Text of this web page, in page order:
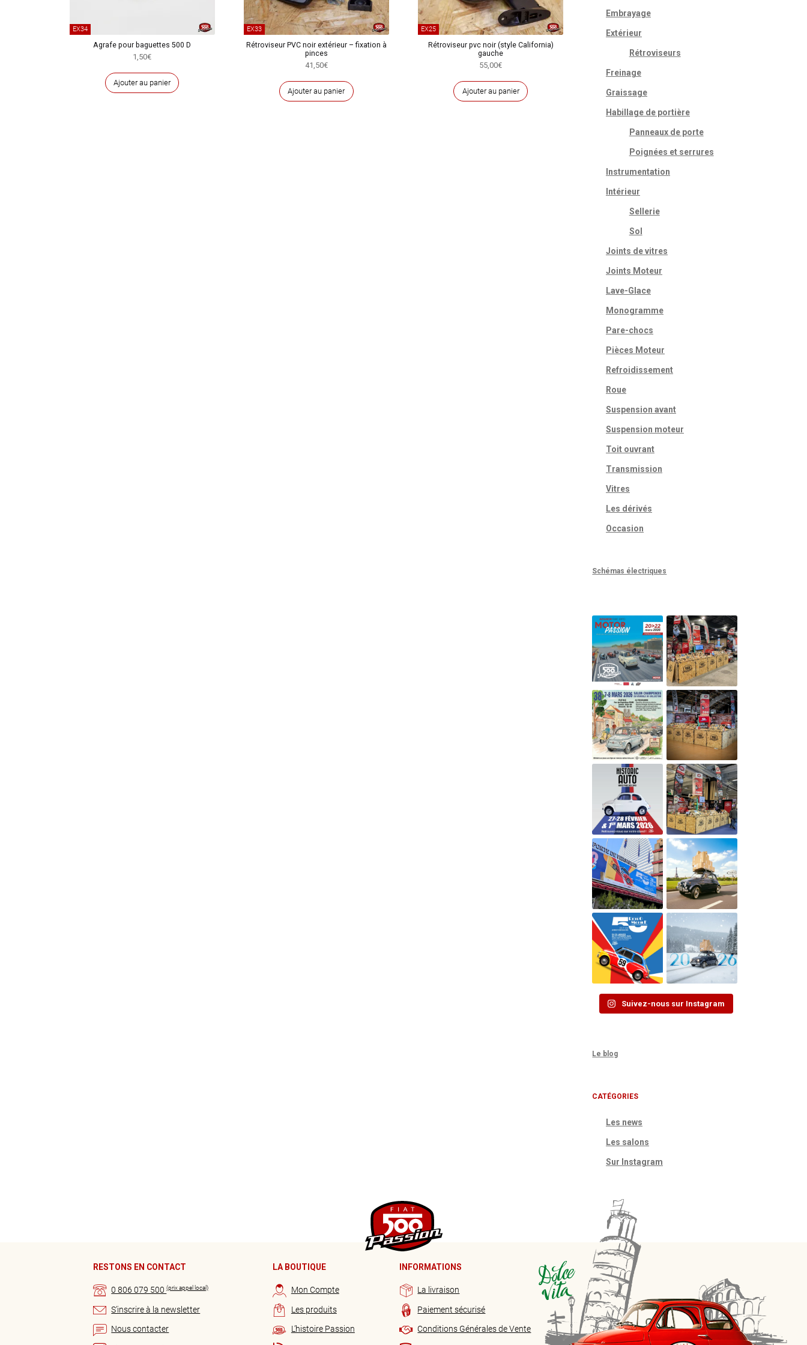
EX34
Agrafe pour baguettes 500 D
1,50€
Ajouter au panier
EX33
Rétroviseur PVC noir extérieur – fixation à
pinces
41,50€
Ajouter au panier
EX25
Rétroviseur pvc noir (style California)
gauche
55,00€
Ajouter au panier
Embrayage
Extérieur
Rétroviseurs
Freinage
Graissage
Habillage de portière
Panneaux de porte
Poignées et serrures
Instrumentation
Intérieur
Sellerie
Sol
Joints de vitres
Joints Moteur
Lave-Glace
Monogramme
Pare-chocs
Pièces Moteur
Refroidissement
Roue
Suspension avant
Suspension moteur
Toit ouvrant
Transmission
Vitres
Les dérivés
Occasion
Schémas électriques
Suivez-nous sur Instagram
Le blog
CATÉGORIES
Les news
Les salons
Sur Instagram
RESTONS EN CONTACT
0 806 079 500(prix appel local)
S’inscrire à la newsletter
Nous contacter
LA BOUTIQUE
Mon Compte
Les produits
L’histoire Passion
INFORMATIONS
La livraison
Paiement sécurisé
Conditions Générales de Vente